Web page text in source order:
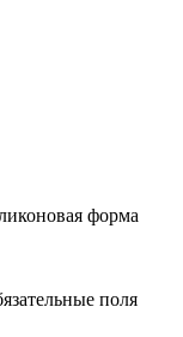
форма
поля